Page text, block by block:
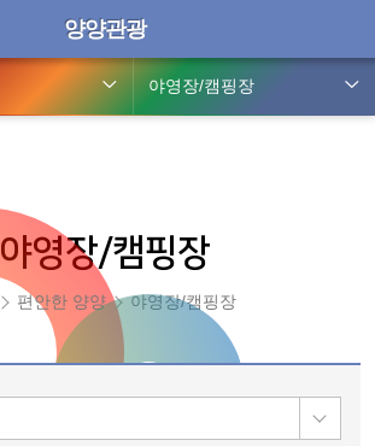
양양관광
야영장/캠핑장
야영장/캠핑장
편안한 양양 야영장/캠핑장